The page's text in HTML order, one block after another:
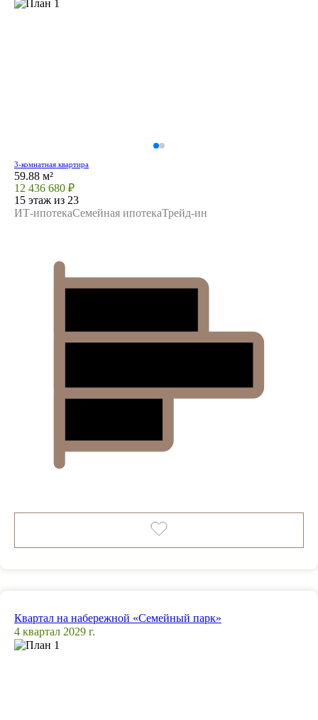
3-комнатная квартира
59.88 м²
12 436 680 ₽
15 этаж из 23
ИТ-ипотекаСемейная ипотекаТрейд-ин
Квартал на набережной «Семейный парк»
4 квартал 2029 г.